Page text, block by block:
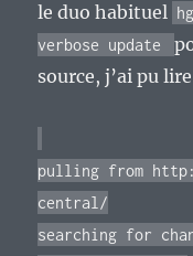
le duo habituel
verbose update
source, j’ai pu
pulling from
central/
searching for